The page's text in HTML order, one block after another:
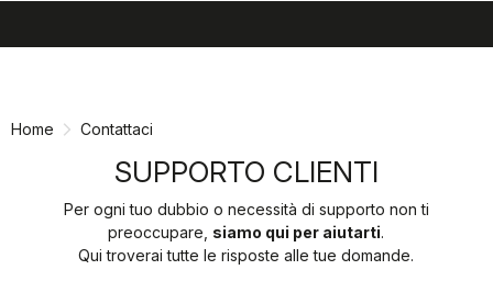
Home Contattaci
SUPPORTO CLIENTI
Per ogni tuo dubbio o necessità di supporto non ti
preoccupare, siamo qui per aiutarti.
Qui troverai tutte le risposte alle tue domande.